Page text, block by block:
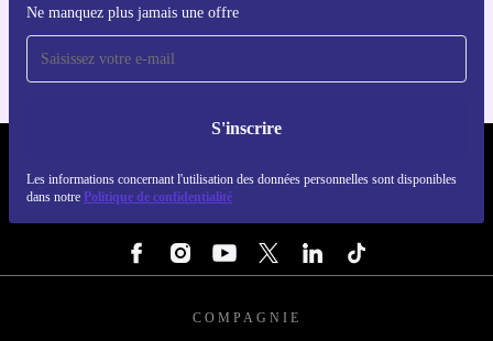
Ne manquez plus jamais une offre
S'inscrire
Les informations concernant l'utilisation des données personnelles sont disponibles
dans notre Politique de confidentialité
Pour iOS et Android
COMPAGNIE